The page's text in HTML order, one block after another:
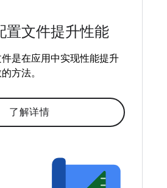
置文件提升性能
是在应用中实现性能提升
方法。
了解详情